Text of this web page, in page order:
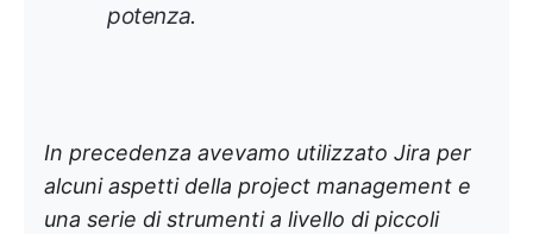
potenza.
In precedenza avevamo utilizzato Jira per
alcuni aspetti della project management e
una serie di strumenti a livello di piccoli